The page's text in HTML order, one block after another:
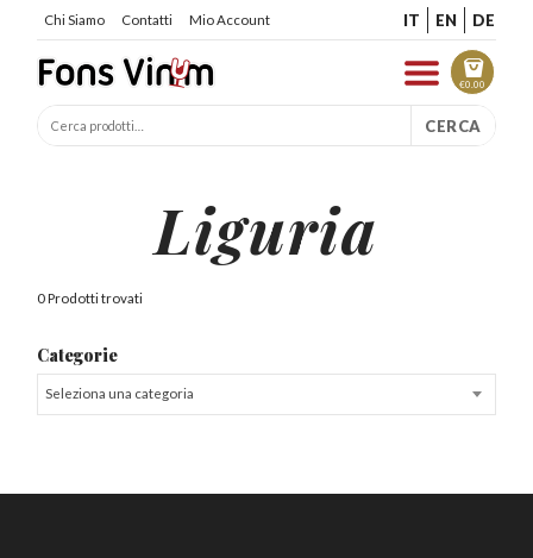
Chi Siamo Contatti Mio Account IT EN DE
€0.00
CERCA
Liguria
0 Prodotti trovati
Categorie
Seleziona una categoria